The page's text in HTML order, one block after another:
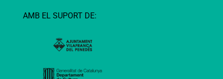
AMB EL SUPORT DE: